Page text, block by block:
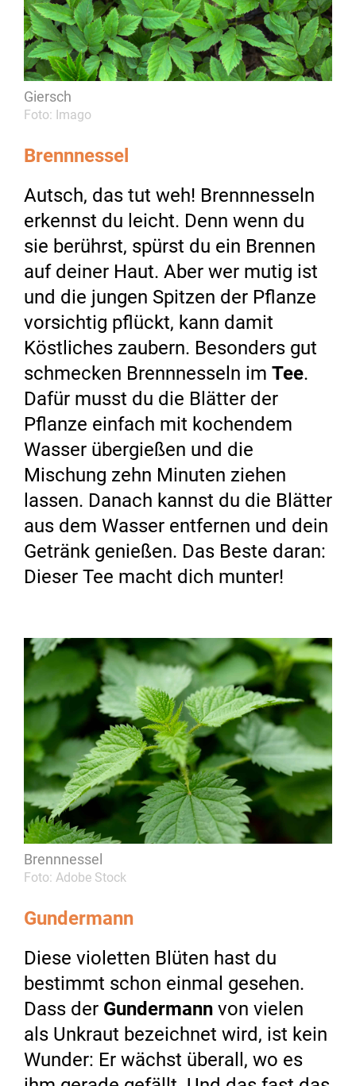
Giersch
Foto: Imago
Brennnessel
Autsch, das tut weh! Brennnesseln
erkennst du leicht. Denn wenn du
sie berührst, spürst du ein Brennen
auf deiner Haut. Aber wer mutig ist
und die jungen Spitzen der Pflanze
vorsichtig pflückt, kann damit
Köstliches zaubern. Besonders gut
schmecken Brennnesseln im Tee.
Dafür musst du die Blätter der
Pflanze einfach mit kochendem
Wasser übergießen und die
Mischung zehn Minuten ziehen
lassen. Danach kannst du die Blätter
aus dem Wasser entfernen und dein
Getränk genießen. Das Beste daran:
Dieser Tee macht dich munter!
Brennnessel
Foto: Adobe Stock
Gundermann
Diese violetten Blüten hast du
bestimmt schon einmal gesehen.
Dass der Gundermann von vielen
als Unkraut bezeichnet wird, ist kein
Wunder: Er wächst überall, wo es